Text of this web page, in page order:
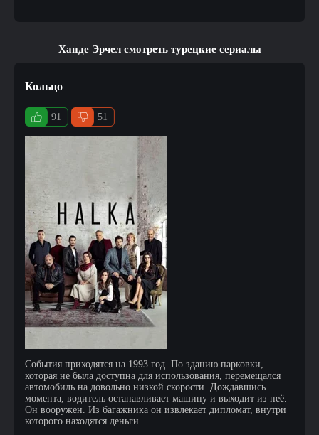
Ханде Эрчел смотреть турецкие сериалы
Кольцо
91 51
События приходятся на 1993 год. По зданию парковки,
которая не была доступна для использования, перемещался
автомобиль на довольно низкой скорости. Дождавшись
момента, водитель останавливает машину и выходит из неё.
Он вооружен. Из багажника он извлекает дипломат, внутри
которого находятся деньги....